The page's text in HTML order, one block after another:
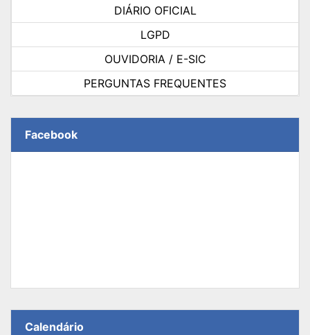
DIÁRIO OFICIAL
LGPD
OUVIDORIA / E-SIC
PERGUNTAS FREQUENTES
Facebook
Calendário